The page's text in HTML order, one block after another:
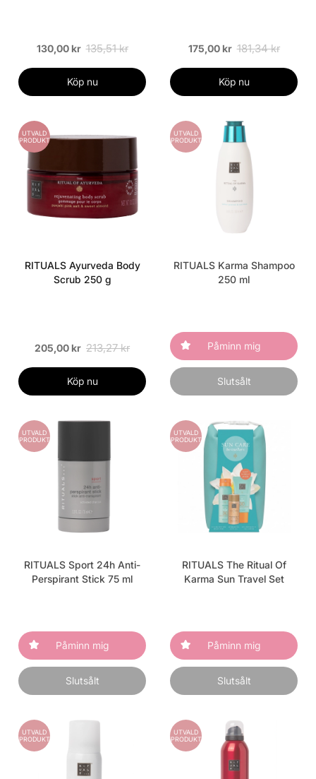
130,00 kr 135,51 kr
Köp nu
175,00 kr 181,34 kr
Köp nu
UTVALD
PRODUKT
RITUALS Ayurveda Body
Scrub 250 g
205,00 kr 213,27 kr
Köp nu
UTVALD
PRODUKT
RITUALS Karma Shampoo
250 ml
Påminn mig
Slutsålt
UTVALD
PRODUKT
RITUALS Sport 24h Anti-
Perspirant Stick 75 ml
Påminn mig
Slutsålt
UTVALD
PRODUKT
RITUALS The Ritual Of
Karma Sun Travel Set
Påminn mig
Slutsålt
UTVALD
PRODUKT
UTVALD
PRODUKT